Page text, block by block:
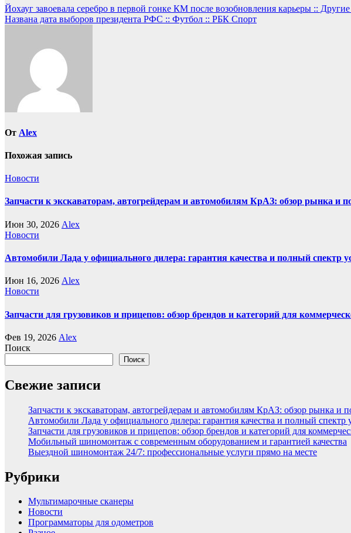
Навигация
по
Йохауг завоевала серебро в первой гонке КМ после возобновления карьеры ::
Названа дата выборов президента РФС :: Футбол :: РБК Спорт
От Alex
Похожая запись
Новости
Запчасти к экскаваторам, автогрейдерам и автомобилям КрАЗ: обзор рынка и
Июн 30, 2026 Alex
Новости
Автомобили Лада у официального дилера: гарантия качества и полный спектр
Июн 16, 2026 Alex
Новости
Запчасти для грузовиков и прицепов: обзор брендов и категорий для
Фев 19, 2026 Alex
Поиск
Поиск
Свежие записи
Запчасти к экскаваторам, автогрейдерам и автомобилям КрАЗ: обзор рынка и
Автомобили Лада у официального дилера: гарантия качества и полный спектр
Запчасти для грузовиков и прицепов: обзор брендов и категорий для
Мобильный шиномонтаж с современным оборудованием и гарантией качества
Выездной шиномонтаж 24/7: профессиональные услуги прямо на месте
Рубрики
Мультимарочные сканеры
Новости
Программаторы для одометров